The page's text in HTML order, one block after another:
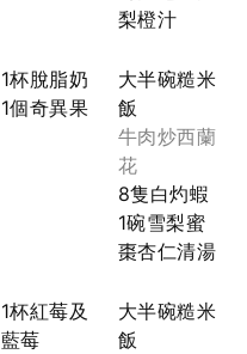
梨橙汁
1杯脫脂奶
1個奇異果
大半碗糙米
飯
牛肉炒西蘭
花
8隻白灼蝦
1碗雪梨蜜
棗杏仁清湯
1杯紅莓及
藍莓
大半碗糙米
飯